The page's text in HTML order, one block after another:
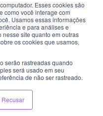
Esses cookies são
como você interage com
Usamos essas informações
e para análises e
nesse site quanto em outras
os cookies que usamos,
serão rastreadas quando
será usado em seu
de não ser rastreado.
Recusar
reservados.